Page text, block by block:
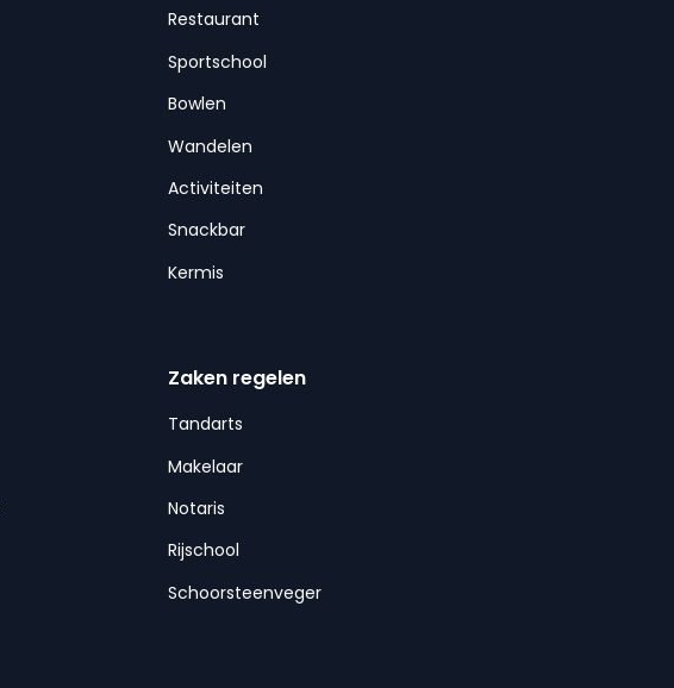
Restaurant
Sportschool
Bowlen
Wandelen
Activiteiten
Snackbar
Kermis
Zaken regelen
Tandarts
Makelaar
Notaris
Rijschool
Schoorsteenveger